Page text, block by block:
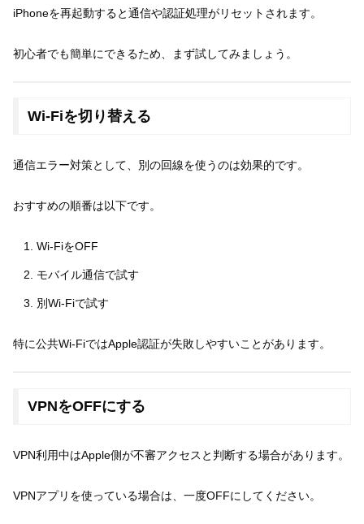
iPhoneを再起動すると通信や認証処理がリセットされます。
初心者でも簡単にできるため、まず試してみましょう。
Wi-Fiを切り替える
通信エラー対策として、別の回線を使うのは効果的です。
おすすめの順番は以下です。
Wi-FiをOFF
モバイル通信で試す
別Wi-Fiで試す
特に公共Wi-FiではApple認証が失敗しやすいことがあります。
VPNをOFFにする
VPN利用中はApple側が不審アクセスと判断する場合があります。
VPNアプリを使っている場合は、一度OFFにしてください。